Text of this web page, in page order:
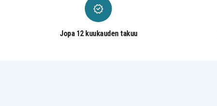
Jopa 12 kuukauden takuu